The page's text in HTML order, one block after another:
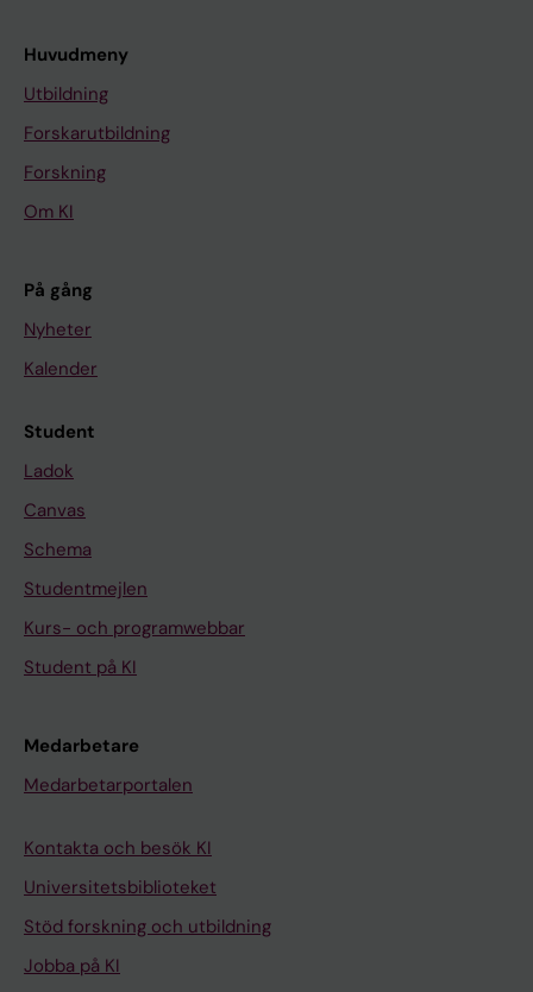
Huvudmeny
Utbildning
Forskarutbildning
Forskning
Om KI
På gång
Nyheter
Kalender
Student
Ladok
Canvas
Schema
Studentmejlen
Kurs- och programwebbar
Student på KI
Medarbetare
Medarbetarportalen
Kontakta och besök KI
Universitetsbiblioteket
Stöd forskning och utbildning
Jobba på KI